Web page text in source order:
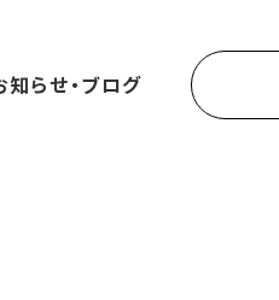
知らせ・ブログ